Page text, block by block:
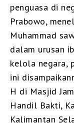
penguasa di
Prabowo,
Muhammad
dalam urusan
kelola negara,
ini
H di Masjid
Handil Bakti,
Kalimantan